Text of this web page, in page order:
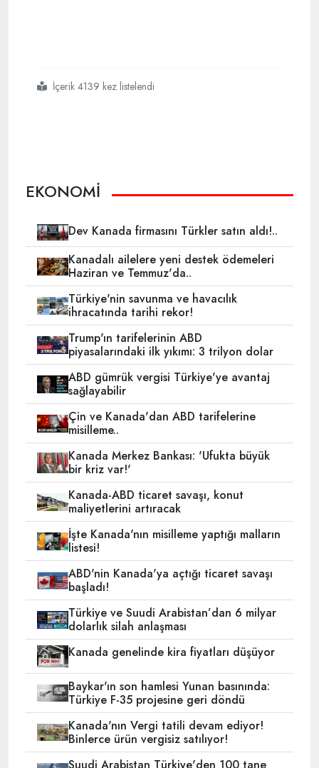
#fetö
#yıldız teknik üniversitesi iddianamesi
#bank asya
İçerik 4139 kez listelendi
EKONOMİ
Dev Kanada firmasını Türkler satın aldı!..
Kanadalı ailelere yeni destek ödemeleri
Haziran ve Temmuz'da..
Türkiye'nin savunma ve havacılık
ihracatında tarihi rekor!
Trump'ın tarifelerinin ABD
piyasalarındaki ilk yıkımı: 3 trilyon dolar
ABD gümrük vergisi Türkiye'ye avantaj
sağlayabilir
Çin ve Kanada'dan ABD tarifelerine
misilleme..
Kanada Merkez Bankası: 'Ufukta büyük
bir kriz var!'
Kanada-ABD ticaret savaşı, konut
maliyetlerini artıracak
İşte Kanada'nın misilleme yaptığı malların
listesi!
ABD'nin Kanada'ya açtığı ticaret savaşı
başladı!
Türkiye ve Suudi Arabistan’dan 6 milyar
dolarlık silah anlaşması
Kanada genelinde kira fiyatları düşüyor
Baykar'ın son hamlesi Yunan basınında:
Türkiye F-35 projesine geri döndü
Kanada'nın Vergi tatili devam ediyor!
Binlerce ürün vergisiz satılıyor!